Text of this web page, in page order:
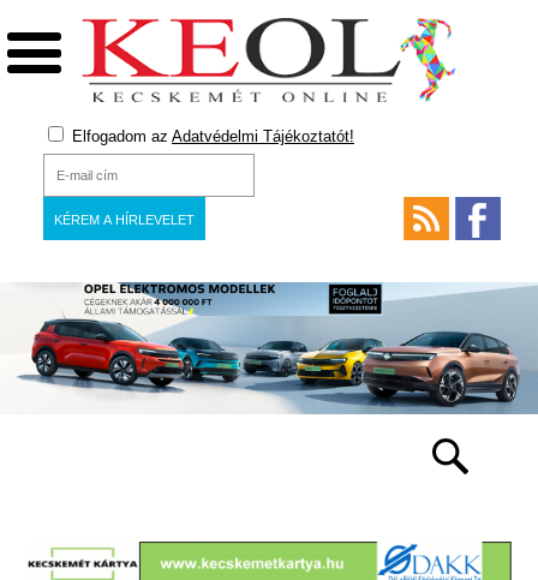
Elfogadom az Adatvédelmi Tájékoztatót!